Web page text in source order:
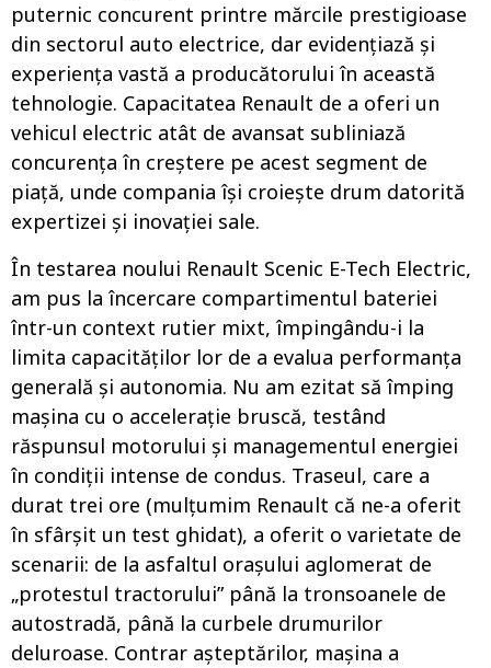
puternic concurent printre mărcile prestigioase
din sectorul auto electrice, dar evidențiază și
experiența vastă a producătorului în această
tehnologie. Capacitatea Renault de a oferi un
vehicul electric atât de avansat subliniază
concurența în creștere pe acest segment de
piață, unde compania își croiește drum datorită
expertizei și inovației sale.
În testarea noului Renault Scenic E-Tech Electric,
am pus la încercare compartimentul bateriei
într-un context rutier mixt, împingându-i la
limita capacităților lor de a evalua performanța
generală și autonomia. Nu am ezitat să împing
mașina cu o accelerație bruscă, testând
răspunsul motorului și managementul energiei
în condiții intense de condus. Traseul, care a
durat trei ore (mulțumim Renault că ne-a oferit
în sfârșit un test ghidat), a oferit o varietate de
scenarii: de la asfaltul orașului aglomerat de
„protestul tractorului” până la tronsoanele de
autostradă, până la curbele drumurilor
deluroase. Contrar așteptărilor, mașina a